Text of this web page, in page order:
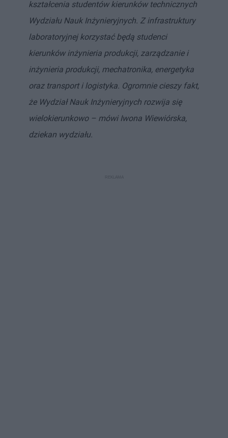
kształcenia studentów kierunków technicznych
Wydziału Nauk Inżynieryjnych. Z infrastruktury
laboratoryjnej korzystać będą studenci
kierunków inżynieria produkcji, zarządzanie i
inżynieria produkcji, mechatronika, energetyka
oraz transport i logistyka. Ogromnie cieszy fakt,
że Wydział Nauk Inżynieryjnych rozwija się
wielokierunkowo – mówi Iwona Wiewiórska,
dziekan wydziału.